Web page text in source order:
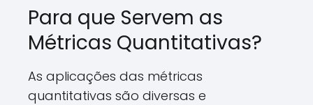
Para que Servem as
Métricas Quantitativas?
As aplicações das métricas
quantitativas são diversas e